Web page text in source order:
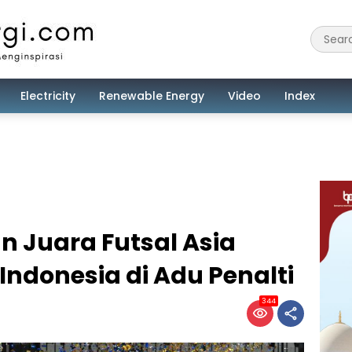
Electricity Renewable Energy Video Index
Juara Futsal Asia
di Adu Penalti
344